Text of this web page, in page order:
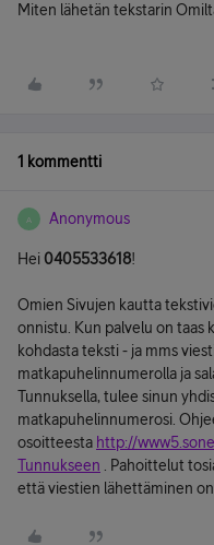
Miten lähetän tekstarin
1 kommentti
A Anonymous
Hei 0405533618!
Omien Sivujen kautta
onnistu. Kun palvelu on taas
kohdasta teksti - ja mms
matkapuhelinnumerolla ja
Tunnuksella, tulee sinun
matkapuhelinnumerosi.
osoitteesta http://
Tunnukseen . Pahoittelut
että viestien lähettäminen